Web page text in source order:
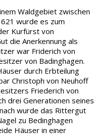
Waldgebiet zwischen
wurde es zum
Kurfürst von
die Anerkennung als
war Friderich von
von Badinghagen.
durch Erbteilung
Christoph von Neuhoff
Friederich von
drei Generationen seines
wurde das Rittergut
zu Bedinghagen
Häuser in einer